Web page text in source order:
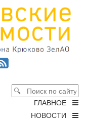
ГЛАВНОЕ
НОВОСТИ